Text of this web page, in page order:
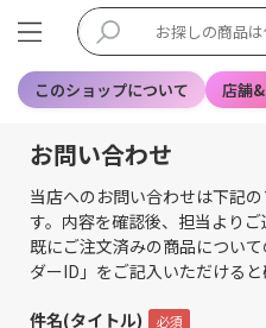
このショップについて 店舗
お問い合わせ
当店へのお問い合わせは下記
す。内容を確認後、担当よりご
既にご注文済みの商品につい
ダーID」をご記入いただけると
件名(タイトル)